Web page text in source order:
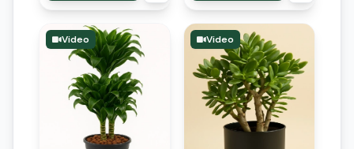
Video Video